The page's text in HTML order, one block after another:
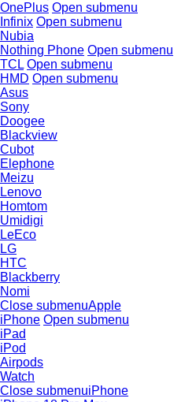
OnePlus Open submenu
Infinix Open submenu
Nubia
Nothing Phone Open submenu
TCL Open submenu
HMD Open submenu
Asus
Sony
Doogee
Blackview
Cubot
Elephone
Meizu
Lenovo
Homtom
Umidigi
LeEco
LG
HTC
Blackberry
Nomi
Close submenuApple
iPhone Open submenu
iPad
iPod
Airpods
Watch
Close submenuiPhone